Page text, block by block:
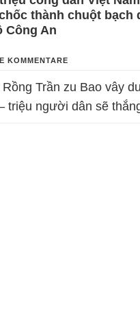
thành chuột bạch
Công An
KOMMENTARE
Trần zu Bao vây
triệu người dân sẽ